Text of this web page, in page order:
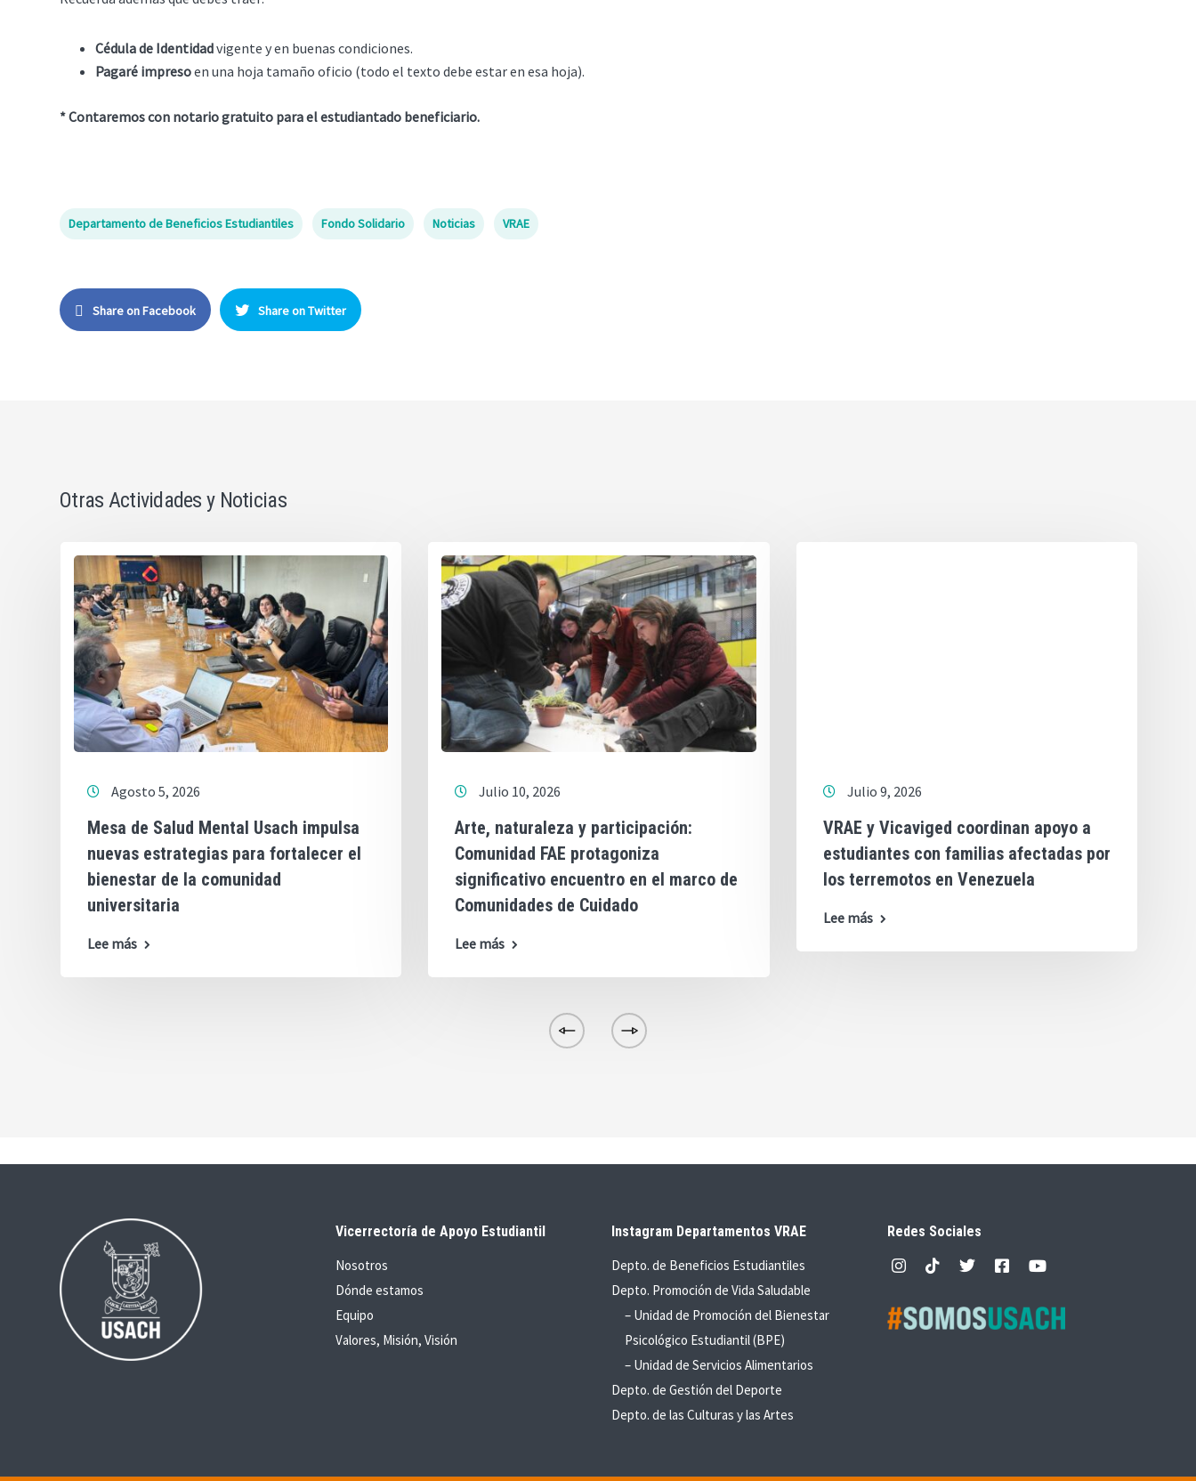
Cédula de Identidadvigente y en buenas condiciones.
Pagaré impresoen una hoja tamaño oficio (todo el texto debe estar en esa hoja).
* Contaremos con notario gratuito para el estudiantado beneficiario.
Departamento de Beneficios Estudiantiles Fondo Solidario Noticias VRAE
Share on Facebook Share on Twitter
Otras Actividades y Noticias
Agosto 5, 2026
Mesa de Salud Mental Usach impulsa
nuevas estrategias para fortalecer el
bienestar de la comunidad
universitaria
Lee más
Julio 10, 2026
Arte, naturaleza y participación:
Comunidad FAE protagoniza
significativo encuentro en el marco de
Comunidades de Cuidado
Lee más
Julio 9, 2026
VRAE y Vicaviged coordinan apoyo a
estudiantes con familias afectadas por
los terremotos en Venezuela
Lee más
Vicerrectoría de Apoyo Estudiantil
Nosotros
Dónde estamos
Equipo
Valores, Misión, Visión
Instagram Departamentos VRAE
Depto. de Beneficios Estudiantiles
Depto. Promoción de Vida Saludable
– Unidad de Promoción del Bienestar
Psicológico Estudiantil (BPE)
– Unidad de Servicios Alimentarios
Depto. de Gestión del Deporte
Depto. de las Culturas y las Artes
Redes Sociales